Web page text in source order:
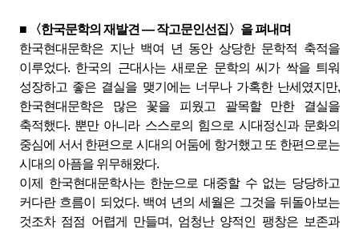
■ 〈한국문학의 재발견 ― 작고문인선집〉을 펴내며
한국현대문학은 지난 백여 년 동안 상당한 문학적 축적을
이루었다. 한국의 근대사는 새로운 문학의 씨가 싹을 틔워
성장하고 좋은 결실을 맺기에는 너무나 가혹한 난세였지만,
한국현대문학은 많은 꽃을 피웠고 괄목할 만한 결실을
축적했다. 뿐만 아니라 스스로의 힘으로 시대정신과 문화의
중심에 서서 한편으로 시대의 어둠에 항거했고 또 한편으로는
시대의 아픔을 위무해왔다.
이제 한국현대문학사는 한눈으로 대중할 수 없는 당당하고
커다란 흐름이 되었다. 백여 년의 세월은 그것을 뒤돌아보는
것조차 점점 어렵게 만들며, 엄청난 양적인 팽창은 보존과